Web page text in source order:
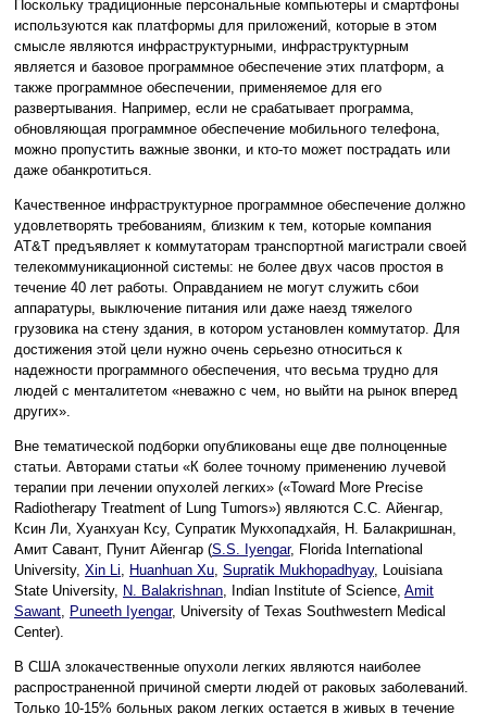
Поскольку традиционные персональные компьютеры и смартфоны
используются как платформы для приложений, которые в этом
смысле являются инфраструктурными, инфраструктурным
является и базовое программное обеспечение этих платформ, а
также программное обеспечении, применяемое для его
развертывания. Например, если не срабатывает программа,
обновляющая программное обеспечение мобильного телефона,
можно пропустить важные звонки, и кто-то может пострадать или
даже обанкротиться.
Качественное инфраструктурное программное обеспечение должно
удовлетворять требованиям, близким к тем, которые компания
AT&T предъявляет к коммутаторам транспортной магистрали своей
телекоммуникационной системы: не более двух часов простоя в
течение 40 лет работы. Оправданием не могут служить сбои
аппаратуры, выключение питания или даже наезд тяжелого
грузовика на стену здания, в котором установлен коммутатор. Для
достижения этой цели нужно очень серьезно относиться к
надежности программного обеспечения, что весьма трудно для
людей с менталитетом «неважно с чем, но выйти на рынок вперед
других».
Вне тематической подборки опубликованы еще две полноценные
статьи. Авторами статьи «К более точному применению лучевой
терапии при лечении опухолей легких» («Toward More Precise
Radiotherapy Treatment of Lung Tumors») являются С.С. Айенгар,
Ксин Ли, Хуанхуан Ксу, Супратик Мукхопадхайя, Н. Балакришнан,
Амит Савант, Пунит Айенгар (S.S. Iyengar, Florida International
University, Xin Li Huanhuan Xu Supratik Mukhopadhyay, Louisiana
State University, N. Balakrishnan , Indian Institute of Science, Amit
Sawant
Puneeth Iyengar, University of Texas Southwestern Medical
Center).
В США злокачественные опухоли легких являются наиболее
распространенной причиной смерти людей от раковых заболеваний.
Только 10-15% больных раком легких остается в живых в течение